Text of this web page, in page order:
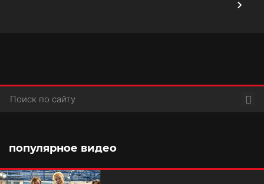
популярное видео